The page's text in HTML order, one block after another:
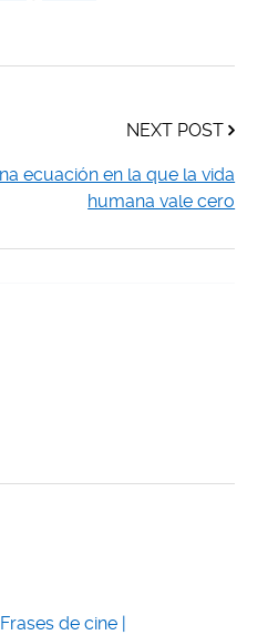
NEXT POST
ecuación en la que la vida
humana vale cero
Frases de cine |